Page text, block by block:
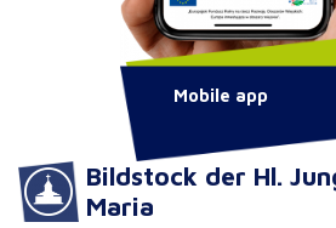
Bildstock der Hl.
Maria
Mobile app